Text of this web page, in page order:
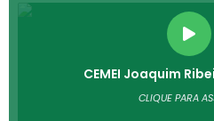
CEMEI Joaquim
CLIQUE PARA